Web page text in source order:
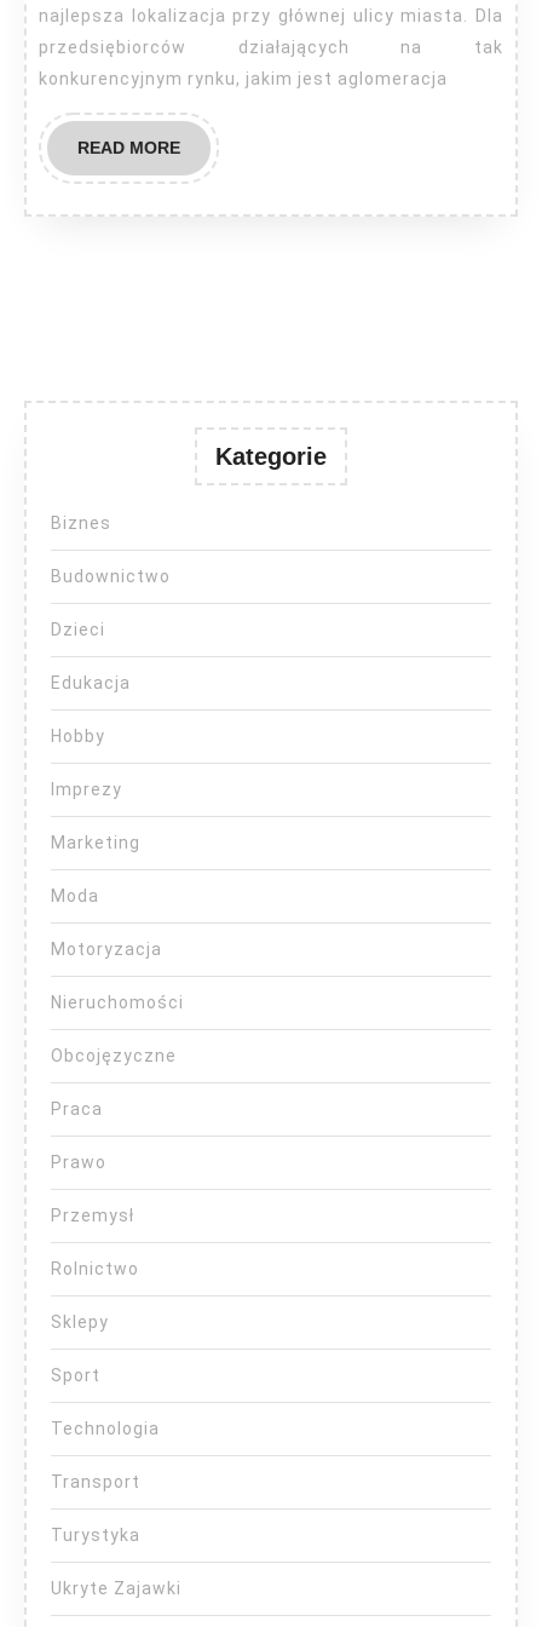
najlepsza lokalizacja przy głównej ulicy miasta. Dla
przedsiębiorców działających na tak
konkurencyjnym rynku, jakim jest aglomeracja
READ MOREREAD
MORE
Kategorie
Biznes
Budownictwo
Dzieci
Edukacja
Hobby
Imprezy
Marketing
Moda
Motoryzacja
Nieruchomości
Obcojęzyczne
Praca
Prawo
Przemysł
Rolnictwo
Sklepy
Sport
Technologia
Transport
Turystyka
Ukryte Zajawki